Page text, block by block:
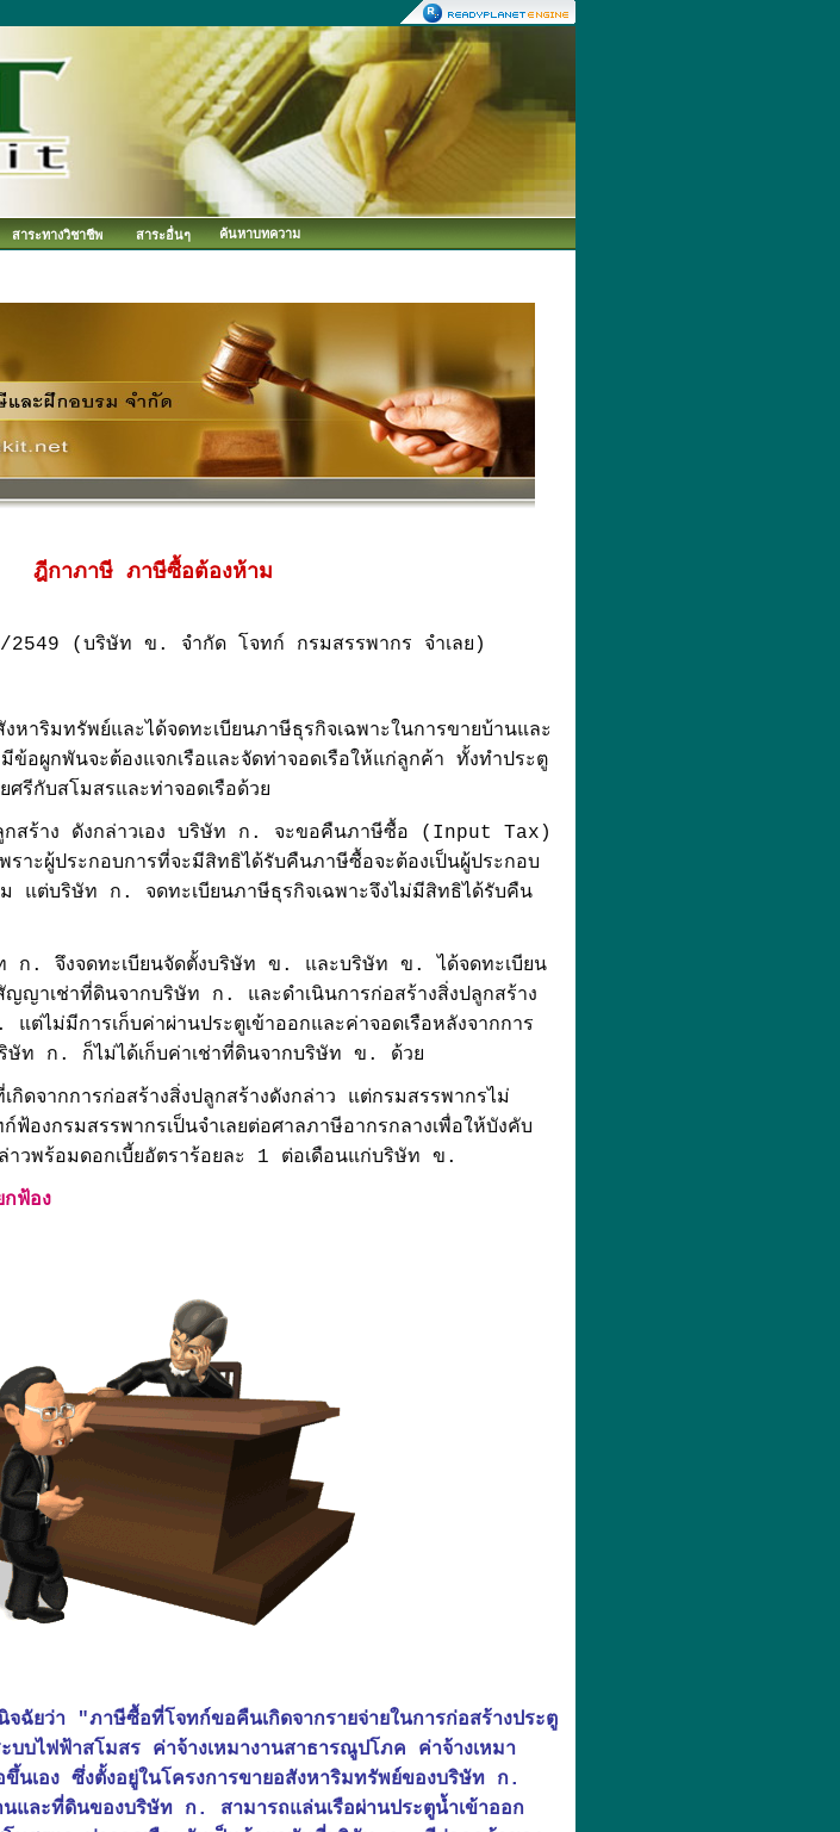
สาระทางวิชาชีพ สาระอื่นๆ ค้นหาบทความ
ฎีกาภาษี ภาษีซื้อต้องห้าม
2549 (บริษัท ข. จำกัด โจทก์ กรมสรรพากร จำเลย)
าริมทรัพย์และได้จดทะเบียนภาษีธุรกิจเฉพาะในการขายบ้านและ
ผูกพันจะต้องแจกเรือและจัดท่าจอดเรือให้แก่ลูกค้า ทั้งทำประตู
ศรีกับสโมสรและท่าจอดเรือด้วย
กสร้าง ดังกล่าวเอง บริษัท ก. จะขอคืนภาษีซื้อ (Input Tax)
ราะผู้ประกอบการที่จะมีสิทธิได้รับคืนภาษีซื้อจะต้องเป็นผู้ประกอบ
ม แต่บริษัท ก. จดทะเบียนภาษีธุรกิจเฉพาะจึงไม่มีสิทธิได้รับคืน
ก. จึงจดทะเบียนจัดตั้งบริษัท ข. และบริษัท ข. ได้จดทะเบียน
ญาเช่าที่ดินจากบริษัท ก. และดำเนินการก่อสร้างสิ่งปลูกสร้าง
ต่ไม่มีการเก็บค่าผ่านประตูเข้าออกและค่าจอดเรือหลังจากการ
ริษัท ก. ก็ไม่ได้เก็บค่าเช่าที่ดินจากบริษัท ข. ด้วย
จากการก่อสร้างสิ่งปลูกสร้างดังกล่าว แต่กรมสรรพากรไม่
งกรมสรรพากรเป็นจำเลยต่อศาลภาษีอากรกลางเพื่อให้บังคับ
าวพร้อมดอกเบี้ยอัตราร้อยละ 1 ต่อเดือนแก่บริษัท ข.
ฟ้อง
ฉัยว่า "ภาษีซื้อที่โจทก์ขอคืนเกิดจากรายจ่ายในการก่อสร้างประตู
บไฟฟ้าสโมสร ค่าจ้างเหมางานสาธารณูปโภค ค่าจ้างเหมา
ขึ้นเอง ซึ่งตั้งอยู่ในโครงการขายอสังหาริมทรัพย์ของบริษัท ก.
นและที่ดินของบริษัท ก. สามารถแล่นเรือผ่านประตูน้ำเข้าออก